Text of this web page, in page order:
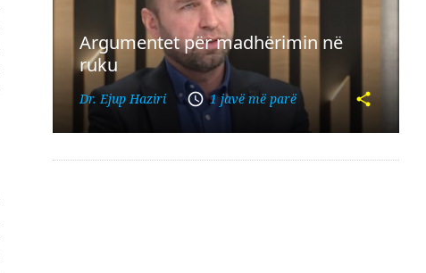
Argumentet për madhërimin në
ruku
Dr. Ejup Haziri 1 javë më parë